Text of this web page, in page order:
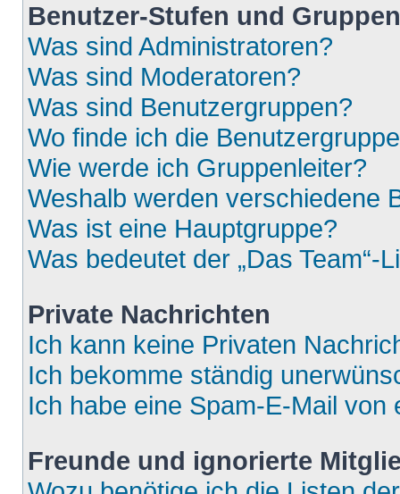
Benutzer-Stufen und Gruppen
Was sind Administratoren?
Was sind Moderatoren?
Was sind Benutzergruppen?
Wo finde ich die
Wie werde ich Gruppenleiter?
Weshalb werden verschiedene
Was ist eine Hauptgruppe?
Was bedeutet der „Das Team“-
Private Nachrichten
Ich kann keine Privaten
Ich bekomme ständig
Ich habe eine Spam-E-Mail
Freunde und ignorierte